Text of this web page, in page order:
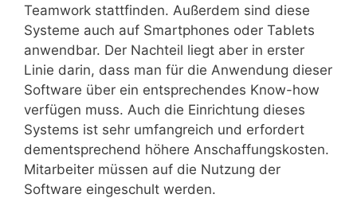
Teamwork stattfinden. Außerdem sind diese
Systeme auch auf Smartphones oder Tablets
anwendbar. Der Nachteil liegt aber in erster
Linie darin, dass man für die Anwendung dieser
Software über ein entsprechendes Know-how
verfügen muss. Auch die Einrichtung dieses
Systems ist sehr umfangreich und erfordert
dementsprechend höhere Anschaffungskosten.
Mitarbeiter müssen auf die Nutzung der
Software eingeschult werden.